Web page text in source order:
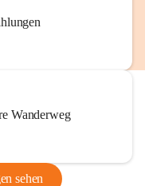
Wanderweg
sehen